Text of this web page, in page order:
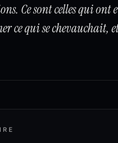
Ce sont celles qui ont
ce qui se